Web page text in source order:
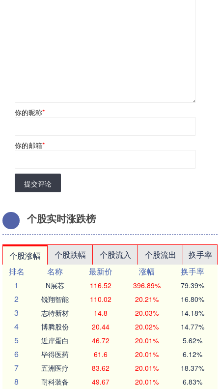
你的昵称*
你的邮箱*
提交评论
个股实时涨跌榜
个股涨幅 个股跌幅 个股流入 个股流出
换手率
排名
名称 最新价 涨幅
换手率
1
N展芯 116.52 396.89% 79.39%
2 锐翔智能 110.02 20.21% 16.80%
3 志特新材 14.8 20.03% 14.18%
4 博腾股份 20.44 20.02% 14.77%
5 近岸蛋白 46.72 20.01% 5.62%
6 毕得医药 61.6 20.01% 6.12%
7 五洲医疗 83.62 20.01% 18.37%
8 耐科装备 49.67 20.01% 6.83%